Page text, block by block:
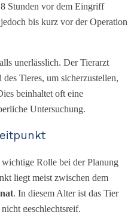
Stunden vor dem Eingriff
bis kurz vor der Operation
unerlässlich. Der Tierarzt
Tieres, um sicherzustellen,
beinhaltet oft eine
Untersuchung.
wichtige Rolle bei der Planung
liegt meist zwischen dem
. In diesem Alter ist das Tier
geschlechtsreif.